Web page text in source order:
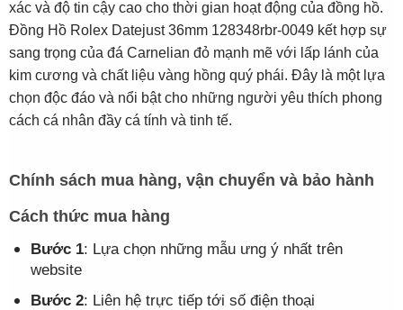
xác và độ tin cậy cao cho thời gian hoạt động của đồng hồ.
Đồng Hồ Rolex Datejust 36mm 128348rbr-0049 kết hợp sự
sang trọng của đá Carnelian đỏ mạnh mẽ với lấp lánh của
kim cương và chất liệu vàng hồng quý phái. Đây là một lựa
chọn độc đáo và nổi bật cho những người yêu thích phong
cách cá nhân đầy cá tính và tinh tế.
Chính sách mua hàng, vận chuyển và bảo hành
Cách thức mua hàng
Bước 1: Lựa chọn những mẫu ưng ý nhất trên
website
Bước 2: Liên hệ trực tiếp tới số điện thoại